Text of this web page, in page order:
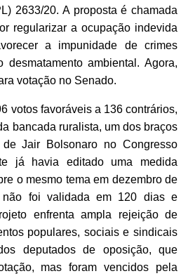
2633/20. A proposta é chamada
regularizar a ocupação indevida
a impunidade de crimes
ambiental. Agora,
votação no Senado.
votos favoráveis a 136 contrários,
bancada ruralista, um dos braços
Jair Bolsonaro no Congresso
já havia editado uma medida
o mesmo tema em dezembro de
foi validada em 120 dias e
enfrenta ampla rejeição de
populares, sociais e sindicais
deputados de oposição, que
mas foram vencidos pela